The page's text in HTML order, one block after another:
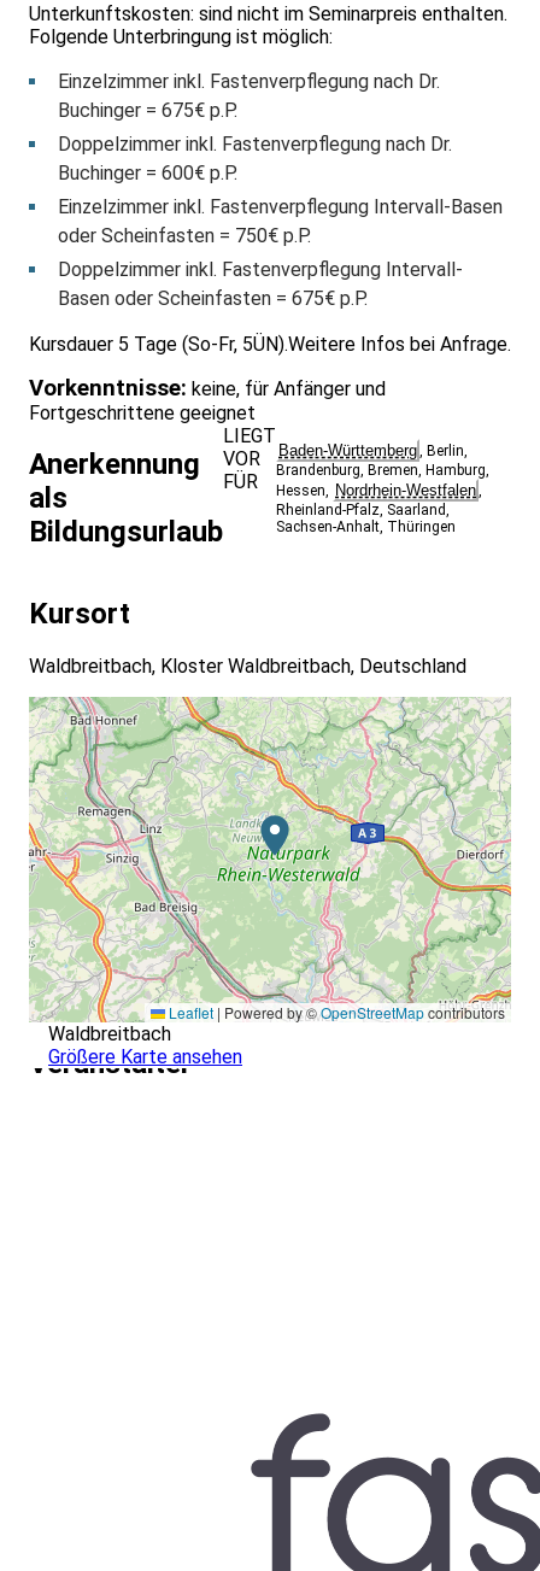
Unterkunftskosten: sind nicht im Seminarpreis enthalten.
Folgende Unterbringung ist möglich:
Einzelzimmer inkl. Fastenverpflegung nach Dr.
Buchinger = 675€ p.P.
Doppelzimmer inkl. Fastenverpflegung nach Dr.
Buchinger = 600€ p.P.
Einzelzimmer inkl. Fastenverpflegung Intervall-Basen
oder Scheinfasten = 750€ p.P.
Doppelzimmer inkl. Fastenverpflegung Intervall-
Basen oder Scheinfasten = 675€ p.P.
Kursdauer 5 Tage (So-Fr, 5ÜN).Weitere Infos bei Anfrage.
Vorkenntnisse: keine, für Anfänger und
Fortgeschrittene geeignet
Anerkennung
als
Bildungsurlaub
LIEGT
VOR
FÜR
Baden-Württemberg Berlin
Brandenburg Bremen Hamburg
Hessen
Nordrhein-Westfalen
Rheinland-Pfalz Saarland
Sachsen-Anhalt Thüringen
Kursort
Waldbreitbach, Kloster Waldbreitbach, Deutschland
Leaflet | Powered by ©OpenStreetMapcontributors
Waldbreitbach
Größere Karte ansehen
Veranstalter